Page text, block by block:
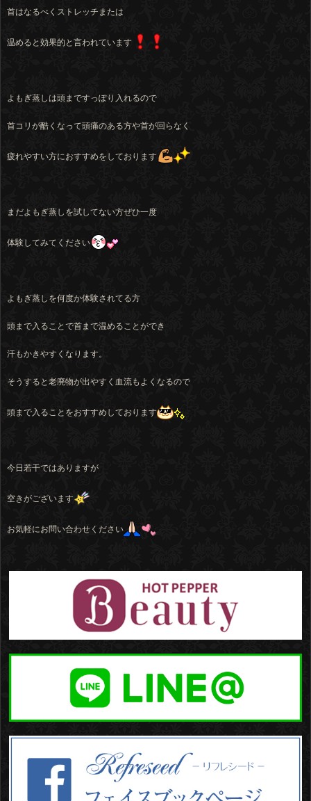
首はなるべくストレッチまたは
温めると効果的と言われています
よもぎ蒸しは頭まですっぽり入れるので
首コリが酷くなって頭痛のある方や首が回らなく
疲れやすい方におすすめをしております
まだよもぎ蒸しを試してない方ぜひ一度
体験してみてください
よもぎ蒸しを何度か体験されてる方
頭まで入ることで首まで温めることができ
汗もかきやすくなります。
そうすると老廃物が出やすく血流もよくなるので
頭まで入ることをおすすめしております
今日若干ではありますが
空きがございます
お気軽にお問い合わせください